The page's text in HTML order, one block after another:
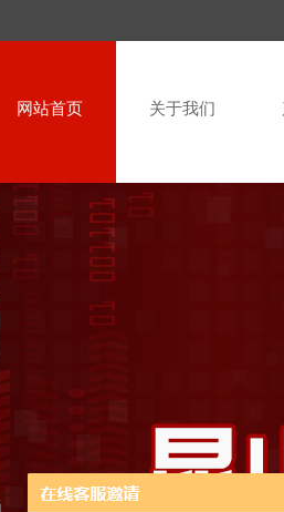
网站首页 关于我们